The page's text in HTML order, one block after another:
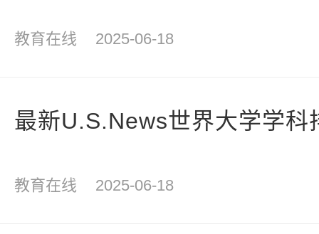
教育在线 2025-06-18
最新U.S.News世界大学学科
教育在线 2025-06-18